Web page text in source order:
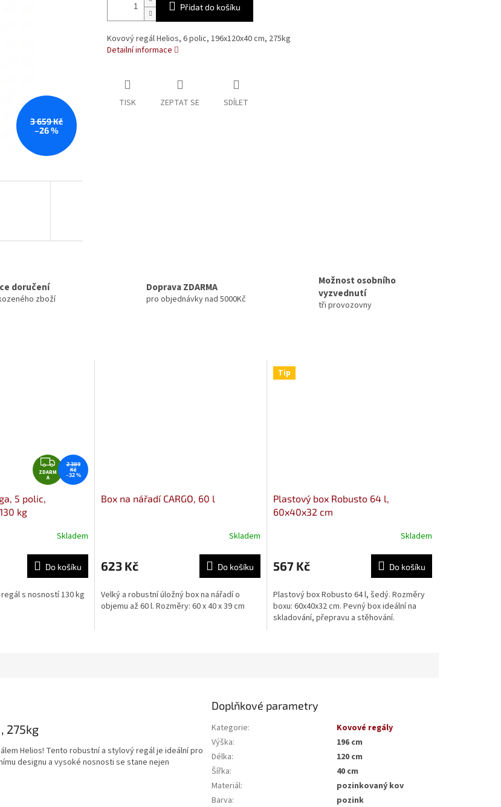
3 659 Kč
–26 %
Přidat do košíku
Kovový regál Helios, 6 polic, 196x120x40 cm, 275kg
Detailní informace
TISK ZEPTAT SE SDÍLET
doručení
zboží
Doprava ZDARMA
pro objednávky nad 5000Kč
Možnost osobního
vyzvednutí
tři provozovny
Z
D
A
ZDARM
A
2 389
Kč
–32 %
5 polic,
kg
Skladem
Do košíku
s nosností 130 kg
Box na nářadí CARGO, 60 l
Skladem
623 Kč Do košíku
Velký a robustní úložný box na nářadí o
objemu až 60 l. Rozměry: 60 x 40 x 39 cm
Tip
Plastový box Robusto 64 l,
60x40x32 cm
Skladem
567 Kč Do košíku
Plastový box Robusto 64 l, šedý. Rozměry
boxu: 60x40x32 cm. Pevný box ideální na
skladování, přepravu a stěhování.
275kg
Helios! Tento robustní a stylový regál je ideální pro
designu a vysoké nosnosti se stane nejen
Doplňkové parametry
Kategorie:
Kovové regály
Výška:
196 cm
Délka:
120 cm
Šířka:
40 cm
Materiál:
pozinkovaný kov
Barva:
pozink